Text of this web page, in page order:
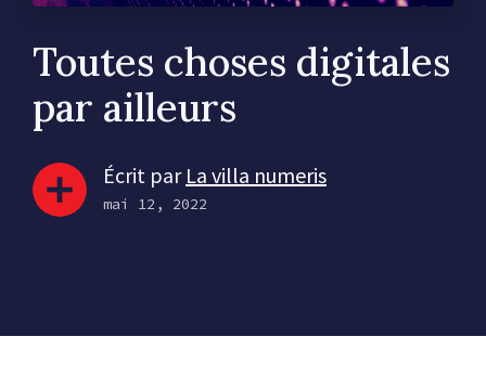
Toutes choses digitales
par ailleurs
Écrit par La villa numeris
mai 12, 2022